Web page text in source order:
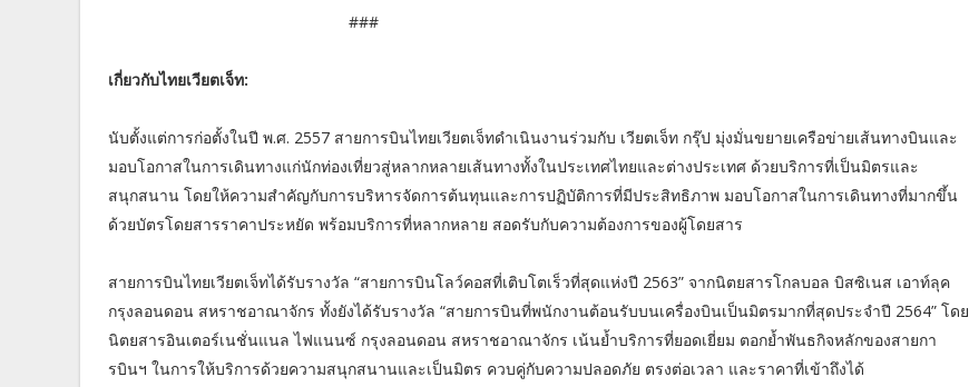
###
เกี่ยวกับไทยเวียตเจ็ท:
นับตั้งแต่การก่อตั้งในปี พ.ศ. 2557 สายการบินไทยเวียตเจ็ทดำเนินงานร่วมกับ เวียตเจ็ท กรุ๊ป มุ่งมั่นขยายเครือข่ายเส้นทางบินและ
มอบโอกาสในการเดินทางแก่นักท่องเที่ยวสู่หลากหลายเส้นทางทั้งในประเทศไทยและต่างประเทศ ด้วยบริการที่เป็นมิตรและ
สนุกสนาน โดยให้ความสำคัญกับการบริหารจัดการต้นทุนและการปฏิบัติการที่มีประสิทธิภาพ มอบโอกาสในการเดินทางที่มากขึ้น
ด้วยบัตรโดยสารราคาประหยัด พร้อมบริการที่หลากหลาย สอดรับกับความต้องการของผู้โดยสาร
สายการบินไทยเวียตเจ็ทได้รับรางวัล “สายการบินโลว์คอสที่เติบโตเร็วที่สุดแห่งปี 2563” จากนิตยสารโกลบอล บิสซิเนส เอาท์ลุค
กรุงลอนดอน สหราชอาณาจักร ทั้งยังได้รับรางวัล “สายการบินที่พนักงานต้อนรับบนเครื่องบินเป็นมิตรมากที่สุดประจำปี 2564” โดย
นิตยสารอินเตอร์เนชั่นแนล ไฟแนนซ์ กรุงลอนดอน สหราชอาณาจักร เน้นย้ำบริการที่ยอดเยี่ยม ตอกย้ำพันธกิจหลักของสายกา
รบินฯ ในการให้บริการด้วยความสนุกสนานและเป็นมิตร ควบคู่กับความปลอดภัย ตรงต่อเวลา และราคาที่เข้าถึงได้